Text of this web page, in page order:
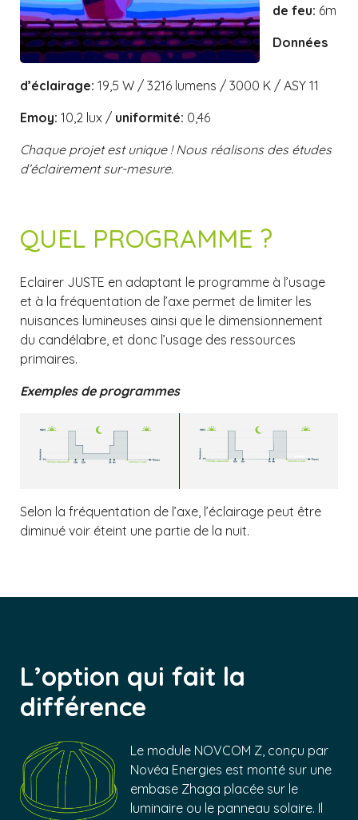
de feu: 6m
Données
d’éclairage: 19,5 W / 3216 lumens / 3000 K / ASY 11
Emoy: 10,2 lux / uniformité: 0,46
Chaque projet est unique ! Nous réalisons des études
d’éclairement sur-mesure.
QUEL PROGRAMME ?
Eclairer JUSTE en adaptant le programme à l’usage
et à la fréquentation de l’axe permet de limiter les
nuisances lumineuses ainsi que le dimensionnement
du candélabre, et donc l’usage des ressources
primaires.
Exemples de programmes
Selon la fréquentation de l’axe, l’éclairage peut être
diminué voir éteint une partie de la nuit.
L’option qui fait la
différence
Le module NOVCOM Z, conçu par
Novéa Energies est monté sur une
embase Zhaga placée sur le
luminaire ou le panneau solaire. Il